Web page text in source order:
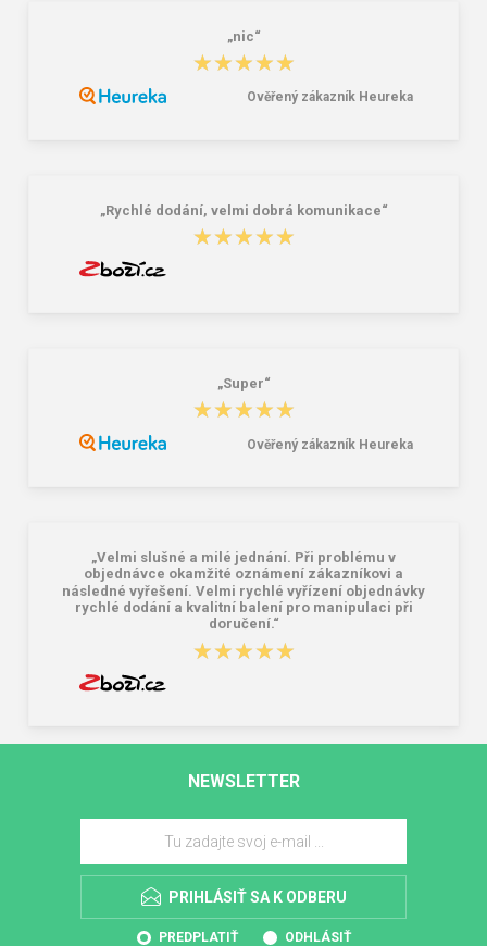
„nic“
★★★★★
★★★★★
Ověřený zákazník Heureka
„Rychlé dodání, velmi dobrá komunikace“
★★★★★
★★★★★
„Super“
★★★★★
★★★★★
Ověřený zákazník Heureka
„Velmi slušné a milé jednání. Při problému v
objednávce okamžité oznámení zákazníkovi a
následné vyřešení. Velmi rychlé vyřízení objednávky
rychlé dodání a kvalitní balení pro manipulaci při
doručení.“
★★★★★
★★★★★
NEWSLETTER
PRIHLÁSIŤ SA K ODBERU
PREDPLATIŤ ODHLÁSIŤ